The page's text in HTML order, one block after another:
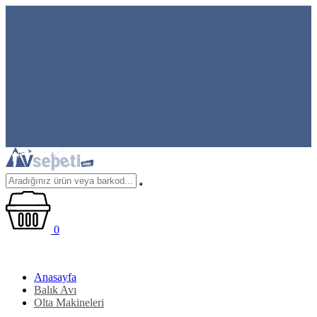
0
Anasayfa
Balık Avı
Olta Makineleri